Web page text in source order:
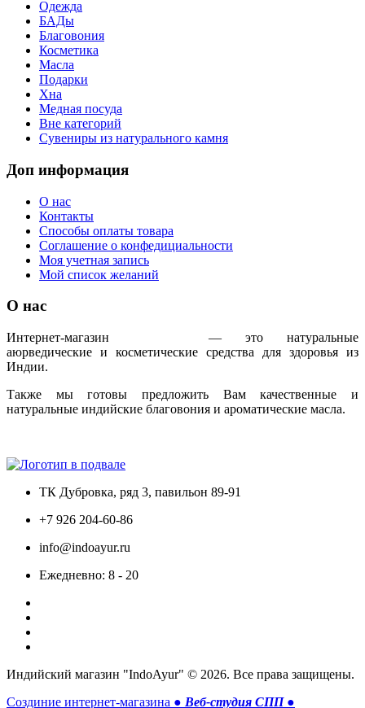
Одежда
БАДы
Благовония
Косметика
Масла
Подарки
Хна
Медная посуда
Вне категорий
Сувениры из натурального камня
Доп информация
О нас
Контакты
Способы оплаты товара
Соглашение о конфедициальности
Моя учетная запись
Мой список желаний
О нас
Интернет-магазин
— это натуральные
аюрведические и косметические средства для здоровья из
Индии.
Также мы готовы предложить Вам качественные и
натуральные индийские благовония и ароматические масла.
ТК Дубровка, ряд 3, павильон 89-91
+7 926 204-60-86
info@indoayur.ru
Ежедневно: 8 - 20
Индийский магазин "IndoAyur" © 2026. Все права защищены.
Создиние интернет-магазина ● Веб-студия СПП●